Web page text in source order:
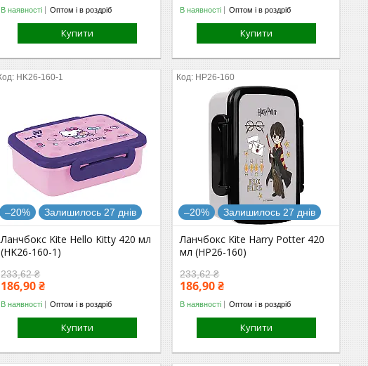
В наявності Оптом і в роздріб
Купити
В наявності Оптом і в роздріб
Купити
HK26-160-1
–20% Залишилось 27 днів
Ланчбокс Kite Hello Kitty 420 мл
(HK26-160-1)
233,62 ₴
186,90 ₴
В наявності Оптом і в роздріб
Купити
HP26-160
–20% Залишилось 27 днів
Ланчбокс Kite Harry Potter 420
мл (HP26-160)
233,62 ₴
186,90 ₴
В наявності Оптом і в роздріб
Купити